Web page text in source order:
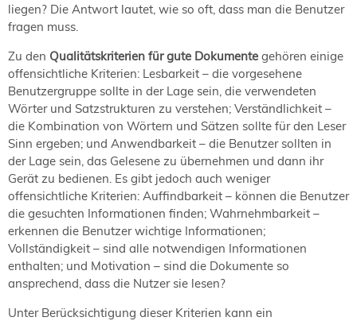
Dienstleister
Regionalgruppen
Downloadbereich
liegen? Die Antwort lautet, wie so oft, dass man die Benutzer
fragen muss.
Zu den Qualitätskriterien für gute Dokumente gehören einige
offensichtliche Kriterien: Lesbarkeit – die vorgesehene
Benutzergruppe sollte in der Lage sein, die verwendeten
Wörter und Satzstrukturen zu verstehen; Verständlichkeit –
die Kombination von Wörtern und Sätzen sollte für den Leser
Sinn ergeben; und Anwendbarkeit – die Benutzer sollten in
der Lage sein, das Gelesene zu übernehmen und dann ihr
Gerät zu bedienen. Es gibt jedoch auch weniger
offensichtliche Kriterien: Auffindbarkeit – können die Benutzer
die gesuchten Informationen finden; Wahrnehmbarkeit –
erkennen die Benutzer wichtige Informationen;
Vollständigkeit – sind alle notwendigen Informationen
enthalten; und Motivation – sind die Dokumente so
ansprechend, dass die Nutzer sie lesen?
Unter Berücksichtigung dieser Kriterien kann ein